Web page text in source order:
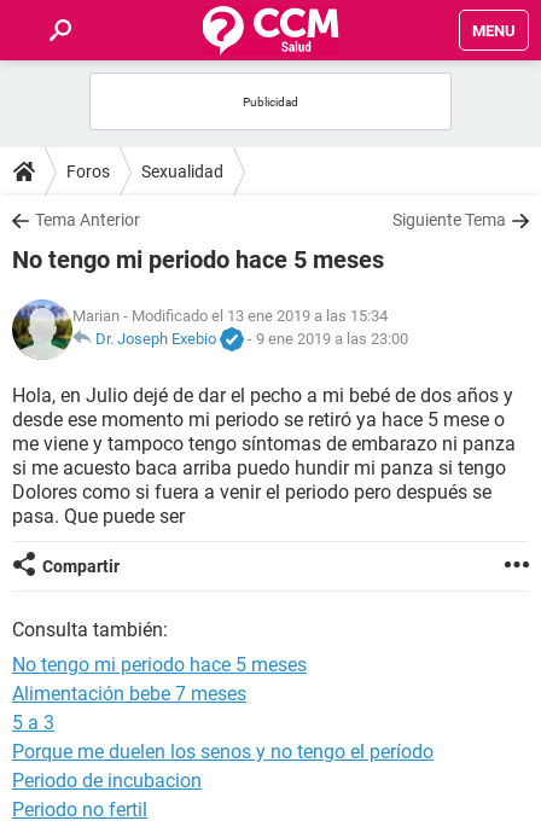
MENU
FOROS
SALUD
NUTRICIÓN
BIENESTAR
SEXUALIDAD
GLOSARIO
Foros Sexualidad
Tema Anterior Siguiente Tema
No tengo mi periodo hace 5 meses
Marian - Modificado el 13 ene 2019 a las 15:34
Dr. Joseph Exebio
- 9 ene 2019 a las 23:00
Hola, en Julio dejé de dar el pecho a mi bebé de dos años y
desde ese momento mi periodo se retiró ya hace 5 mese o
me viene y tampoco tengo síntomas de embarazo ni panza
si me acuesto baca arriba puedo hundir mi panza si tengo
Dolores como si fuera a venir el periodo pero después se
pasa. Que puede ser
Compartir
Consulta también:
No tengo mi periodo hace 5 meses
Alimentación bebe 7 meses
5 a 3
Porque me duelen los senos y no tengo el período
Periodo de incubacion
Periodo no fertil